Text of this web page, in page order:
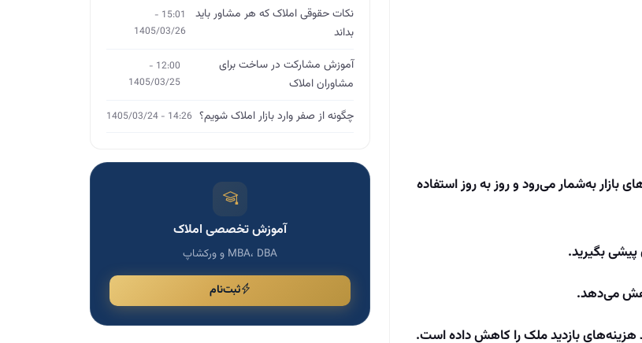
بازار به‌شمار می‌رود و روز به روز استفاده
پیشی بگیرید.
می‌دهد.
نکات حقوقی املاک که هر مشاور باید
بداند
15:01 -
1405/03/26
آموزش مشارکت در ساخت برای
مشاوران املاک
12:00 -
1405/03/25
چگونه از صفر وارد بازار املاک شویم؟ 14:26 - 1405/03/24
آموزش تخصصی املاک
MBA، DBA و ورکشاپ
ثبت‌نام